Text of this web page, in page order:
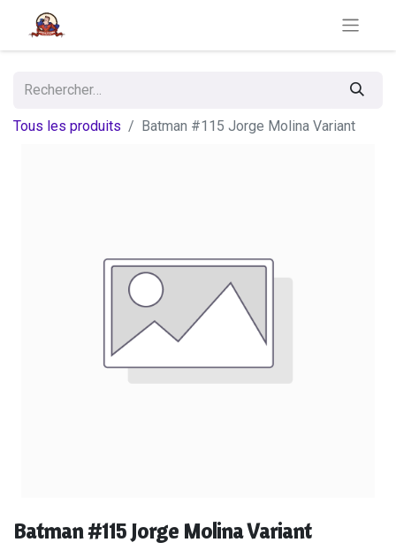
Tous les produits Batman #115 Jorge Molina Variant
Batman #115 Jorge Molina Variant